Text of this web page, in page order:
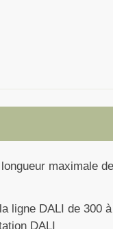
maximale
ligne DALI de 300
DALI